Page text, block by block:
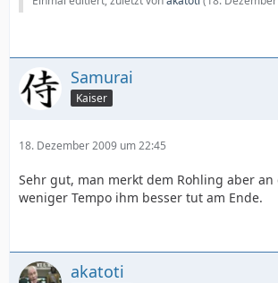
Samurai
Kaiser
18. Dezember 2009 um 22:45
Sehr gut, man merkt dem Rohling aber an
weniger Tempo ihm besser tut am Ende.
akatoti